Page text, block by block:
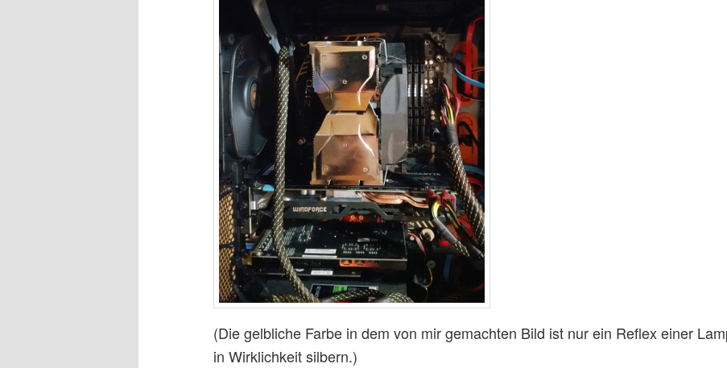
(Die gelbliche Farbe in dem von mir gemachten Bild ist nur ein Reflex einer
in Wirklichkeit silbern.)